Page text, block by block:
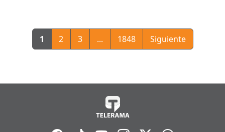
1 2 3 ... 1848 Siguiente